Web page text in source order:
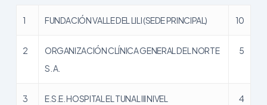
1 FUNDACIÓN VALLE DEL LILI (SEDE PRINCIPAL) 10
2
ORGANIZACIÓN CLÍNICA GENERAL DEL NORTE
S. A.
5
3 E.S.E. HOSPITAL EL TUNAL III NIVEL 4